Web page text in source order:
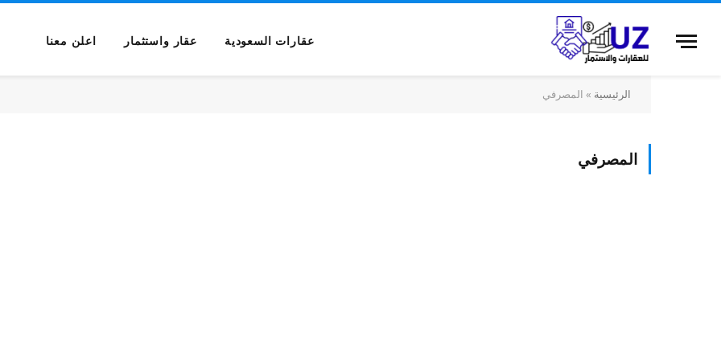
عقارات السعودية عقار واستثمار اعلن معنا
الرئيسية » المصرفي
المصرفي